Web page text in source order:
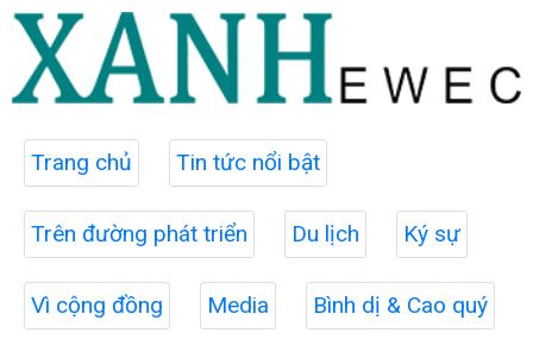
Trang chủ Tin tức nổi bật
Trên đường phát triển Du lịch Ký sự
Vì cộng đồng Media Bình dị & Cao quý